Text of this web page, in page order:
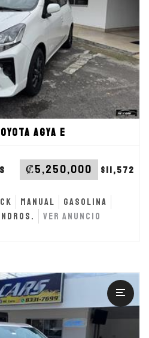
Agya E
‎₡5,250,000 $11,572
Manual
Gasolina
Ver anuncio
Transmisión
Recorrido
Motor
Tipo
ANUNCIO
Ford Everest XLT
SUV - Crossover 4x4